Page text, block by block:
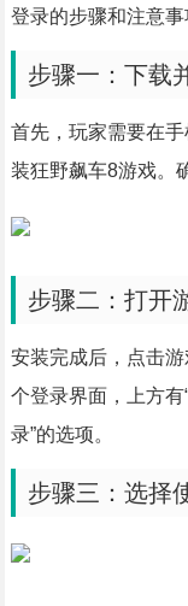
登录的步骤和注意事
步骤一：下载
首先，玩家需要在
装狂野飙车8游戏。
步骤二：打开
安装完成后，点击
个登录界面，上方有
录”的选项。
步骤三：选择